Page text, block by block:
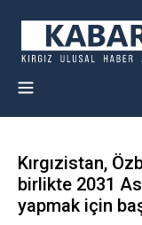
Kırgızistan,
birlikte 2031
yapmak için